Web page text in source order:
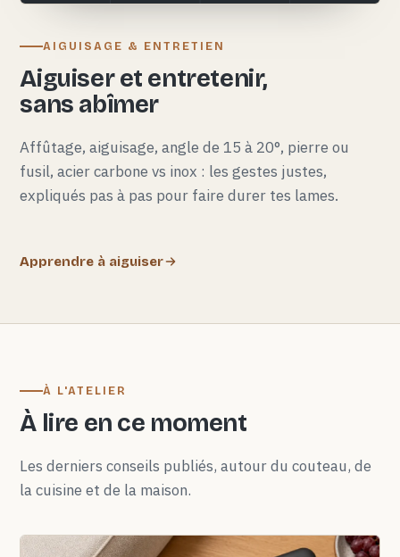
AIGUISAGE & ENTRETIEN
Aiguiser et entretenir,
sans abîmer
Affûtage, aiguisage, angle de 15 à 20°, pierre ou
fusil, acier carbone vs inox : les gestes justes,
expliqués pas à pas pour faire durer tes lames.
Apprendre à aiguiser
À L'ATELIER
À lire en ce moment
Les derniers conseils publiés, autour du couteau, de
la cuisine et de la maison.